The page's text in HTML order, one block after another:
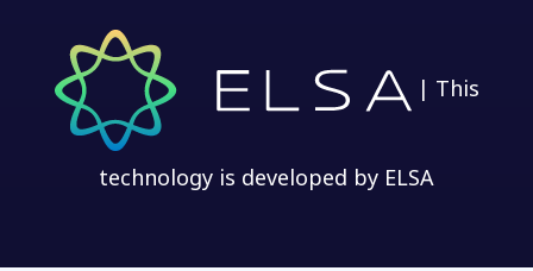
| This
technology is developed by ELSA